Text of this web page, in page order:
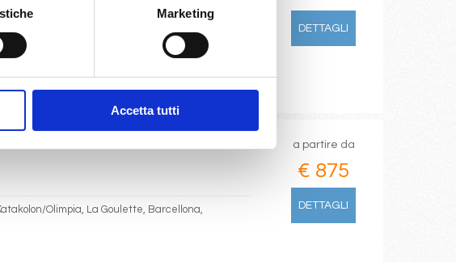
Marketing
Accetta tutti
Palma de mallorca, Barcellona
DETTAGLI
Olimpia, La Goulette, Barcellona,
a partire da
€ 875
DETTAGLI